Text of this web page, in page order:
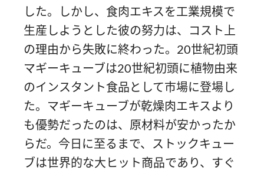
した。しかし、食肉エキスを工業規模で
生産しようとした彼の努力は、コスト上
の理由から失敗に終わった。20世紀初頭
マギーキューブは20世紀初頭に植物由来
のインスタント食品として市場に登場し
た。マギーキューブが乾燥肉エキスより
も優勢だったのは、原材料が安かったか
らだ。今日に至るまで、ストックキュー
ブは世界的な大ヒット商品であり、すぐ